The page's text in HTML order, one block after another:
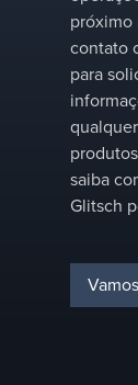
próximo
contato
para
saiba
Glitsch